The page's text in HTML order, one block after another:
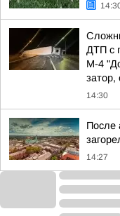
ДТП с
М-4
14:30
После
14:27